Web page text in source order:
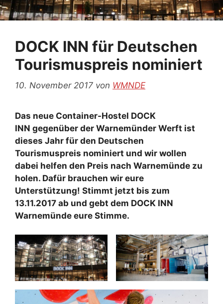
DOCK INN für Deutschen
Tourismuspreis nominiert
10. November 2017 von WMNDE
Das neue Container-Hostel DOCK
INN gegenüber der Warnemünder Werft ist
dieses Jahr für den Deutschen
Tourismuspreis nominiert und wir wollen
dabei helfen den Preis nach Warnemünde zu
holen. Dafür brauchen wir eure
Unterstützung! Stimmt jetzt bis zum
13.11.2017 ab und gebt dem DOCK INN
Warnemünde eure Stimme.